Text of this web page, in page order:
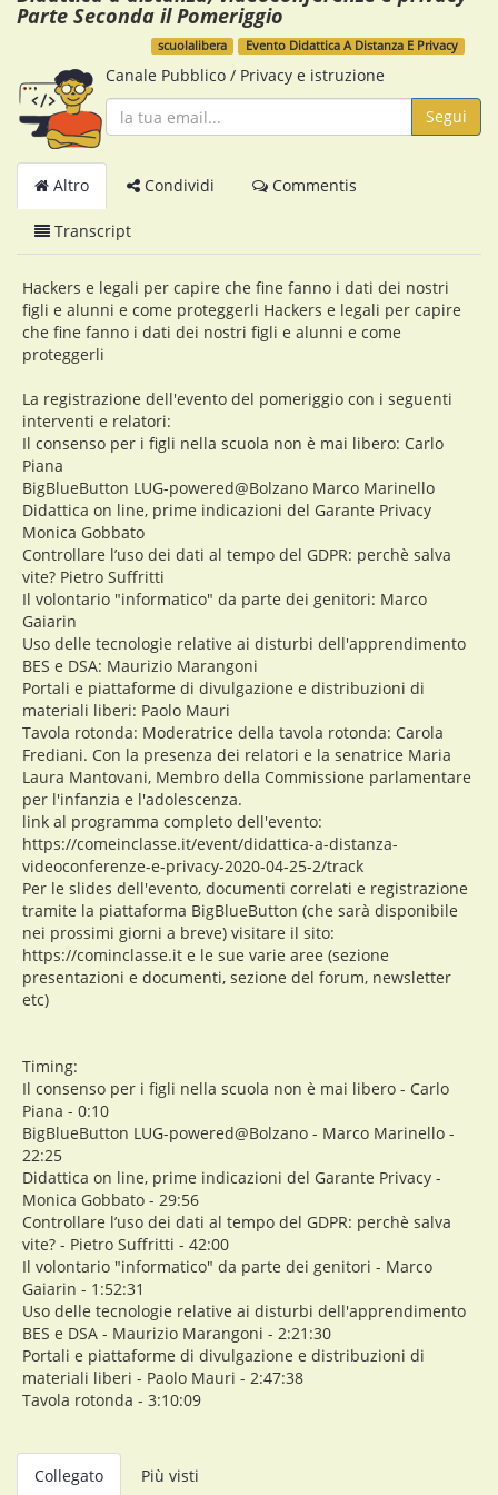
Parte Seconda il Pomeriggio
Evento Didattica A Distanza E Privacy
scuolalibera
Canale Pubblico / Privacy e istruzione
Segui
Altro Condividi Commentis
Transcript
Hackers e legali per capire che fine fanno i dati dei nostri
figli e alunni e come proteggerli Hackers e legali per capire
che fine fanno i dati dei nostri figli e alunni e come
proteggerli
La registrazione dell'evento del pomeriggio con i seguenti
interventi e relatori:
Il consenso per i figli nella scuola non è mai libero: Carlo
Piana
BigBlueButton LUG-powered@Bolzano Marco Marinello
Didattica on line, prime indicazioni del Garante Privacy
Monica Gobbato
Controllare l’uso dei dati al tempo del GDPR: perchè salva
vite? Pietro Suffritti
Il volontario "informatico" da parte dei genitori: Marco
Gaiarin
Uso delle tecnologie relative ai disturbi dell'apprendimento
BES e DSA: Maurizio Marangoni
Portali e piattaforme di divulgazione e distribuzioni di
materiali liberi: Paolo Mauri
Tavola rotonda: Moderatrice della tavola rotonda: Carola
Frediani. Con la presenza dei relatori e la senatrice Maria
Laura Mantovani, Membro della Commissione parlamentare
per l'infanzia e l'adolescenza.
link al programma completo dell'evento:
https://comeinclasse.it/event/didattica-a-distanza-
videoconferenze-e-privacy-2020-04-25-2/track
Per le slides dell'evento, documenti correlati e registrazione
tramite la piattaforma BigBlueButton (che sarà disponibile
nei prossimi giorni a breve) visitare il sito:
https://cominclasse.it e le sue varie aree (sezione
presentazioni e documenti, sezione del forum, newsletter
etc)
Timing:
Il consenso per i figli nella scuola non è mai libero - Carlo
Piana - 0:10
BigBlueButton LUG-powered@Bolzano - Marco Marinello -
22:25
Didattica on line, prime indicazioni del Garante Privacy -
Monica Gobbato - 29:56
Controllare l’uso dei dati al tempo del GDPR: perchè salva
vite? - Pietro Suffritti - 42:00
Il volontario "informatico" da parte dei genitori - Marco
Gaiarin - 1:52:31
Uso delle tecnologie relative ai disturbi dell'apprendimento
BES e DSA - Maurizio Marangoni - 2:21:30
Portali e piattaforme di divulgazione e distribuzioni di
materiali liberi - Paolo Mauri - 2:47:38
Tavola rotonda - 3:10:09
Collegato Più visti